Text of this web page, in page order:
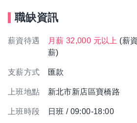
職缺資訊
薪資待遇 月薪 32,000 元以上 (薪
薪)
支薪方式 匯款
上班地點 新北市新店區寶橋路
上班時段 日班 / 09:00-18:00